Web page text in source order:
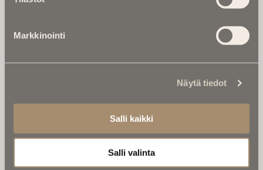
Markkinointi
Näytä tiedot
Salli kaikki
Salli valinta
kuolinuutiset ja kuolintiedot.
Anna palautetta
Muistokirjoituksia